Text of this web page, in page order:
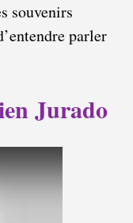
souvenirs
parler
Jurado